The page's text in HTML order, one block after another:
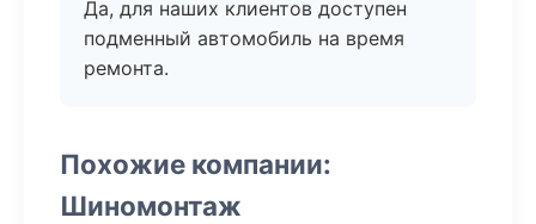
Да, для наших клиентов доступен
подменный автомобиль на время
ремонта.
Похожие компании:
Шиномонтаж